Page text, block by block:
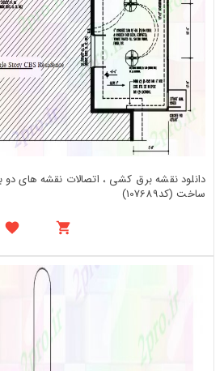
دانلود نقشه برق کشی ، اتصالات نقشه های دو
ساخت (کد107689)